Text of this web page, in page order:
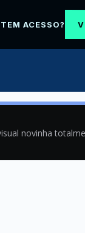
ACESSO?
novinha